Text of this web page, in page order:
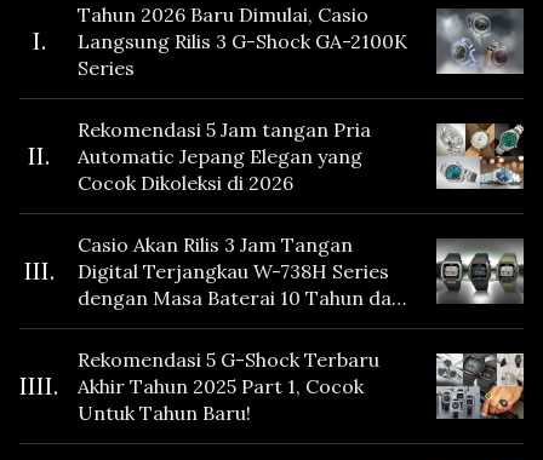
I.
Tahun 2026 Baru Dimulai, Casio
Langsung Rilis 3 G-Shock GA-2100K
Series
II.
Rekomendasi 5 Jam tangan Pria
Automatic Jepang Elegan yang
Cocok Dikoleksi di 2026
III.
Casio Akan Rilis 3 Jam Tangan
Digital Terjangkau W-738H Series
dengan Masa Baterai 10 Tahun dan
Fitur Vibration
IIII.
Rekomendasi 5 G-Shock Terbaru
Akhir Tahun 2025 Part 1, Cocok
Untuk Tahun Baru!